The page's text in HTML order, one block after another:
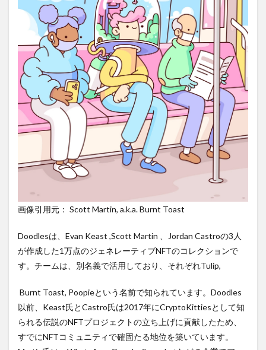
画像引用元： Scott Martin, a.k.a. Burnt Toast
Doodlesは、Evan Keast ,Scott Martin 、Jordan Castroの3人
が作成した1万点のジェネレーティブNFTのコレクションで
す。チームは、別名義で活用しており、それぞれTulip,
Burnt Toast, Poopieという名前で知られています。Doodles
以前、Keast氏とCastro氏は2017年にCryptoKittiesとして知
られる伝説のNFTプロジェクトの立ち上げに貢献したため、
すでにNFTコミュニティで確固たる地位を築いています。